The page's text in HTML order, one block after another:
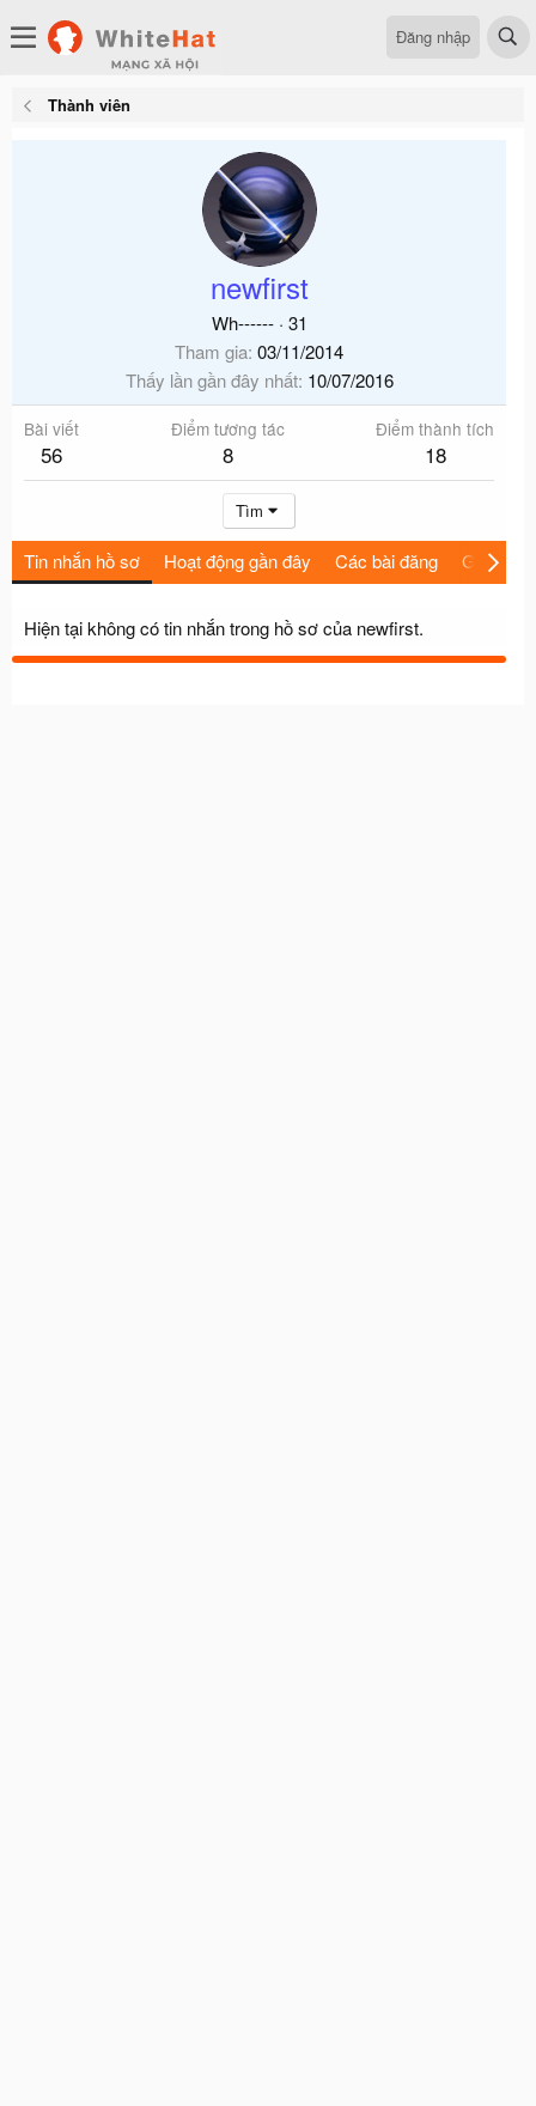
Đăng nhập
Thành viên
newfirst
Wh------ · 31
Tham gia 03/11/2014
Thấy lần gần đây nhất 10/07/2016
Bài viết
56
Điểm tương tác
8
Điểm thành tích
18
Tìm
Tin nhắn hồ sơ Hoạt động gần đây Các bài đăng Giới thiệu
Hiện tại không có tin nhắn trong hồ sơ của newfirst.